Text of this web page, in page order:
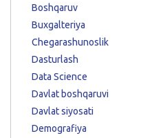
Boshqaruv
Buxgalteriya
Chegarashunoslik
Dasturlash
Data Science
Davlat boshqaruvi
Davlat siyosati
Demografiya